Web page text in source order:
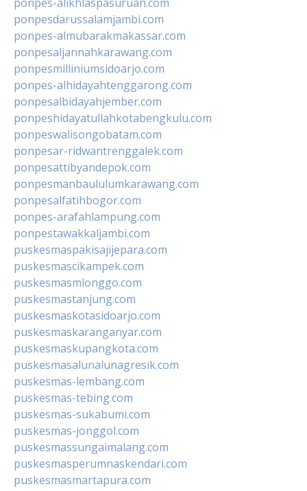
ponpesdarussalamjambi.com
ponpes-almubarakmakassar.com
ponpesaljannahkarawang.com
ponpesmilliniumsidoarjo.com
ponpes-alhidayahtenggarong.com
ponpesalbidayahjember.com
ponpeshidayatullahkotabengkulu.com
ponpeswalisongobatam.com
ponpesar-ridwantrenggalek.com
ponpesattibyandepok.com
ponpesmanbaululumkarawang.com
ponpesalfatihbogor.com
ponpes-arafahlampung.com
ponpestawakkaljambi.com
puskesmaspakisajijepara.com
puskesmascikampek.com
puskesmasmlonggo.com
puskesmastanjung.com
puskesmaskotasidoarjo.com
puskesmaskaranganyar.com
puskesmaskupangkota.com
puskesmasalunalunagresik.com
puskesmas-lembang.com
puskesmas-tebing.com
puskesmas-sukabumi.com
puskesmas-jonggol.com
puskesmassungaimalang.com
puskesmasperumnaskendari.com
puskesmasmartapura.com